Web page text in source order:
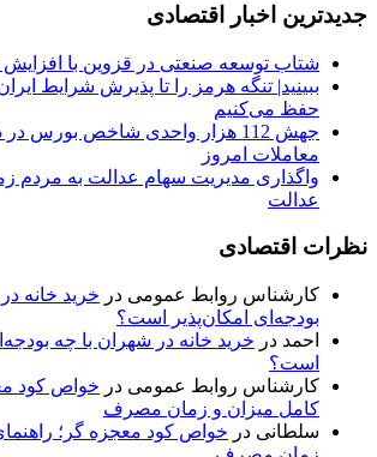
جدیدترین اخبار اقتصادی
شتاب توسعه صنعتی در قزوین با
ببینید| تنگه هرمز را تا پذیرش شرایط
حفظ می‌کنیم
جهش 112 هزار واحدی شاخص بورس در
معاملات امروز
واگذاری مدیریت سهام عدالت به مردم
عدالت
نظرات اقتصادی
کارشناس روابط عمومی در خرید خانه
بودجه‌ای امکان‌پذیر است؟
احمد در خرید خانه در شهران با چه
است؟
کارشناس روابط عمومی در خواص کود
کامل میزان و زمان مصرف
سلطانی در خواص کود معجزه گر؛